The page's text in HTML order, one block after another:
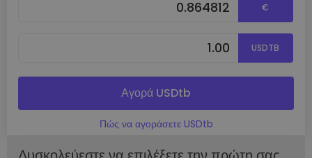
€
USDTB
Αγορά USDtb
Πώς να αγοράσετε USDtb